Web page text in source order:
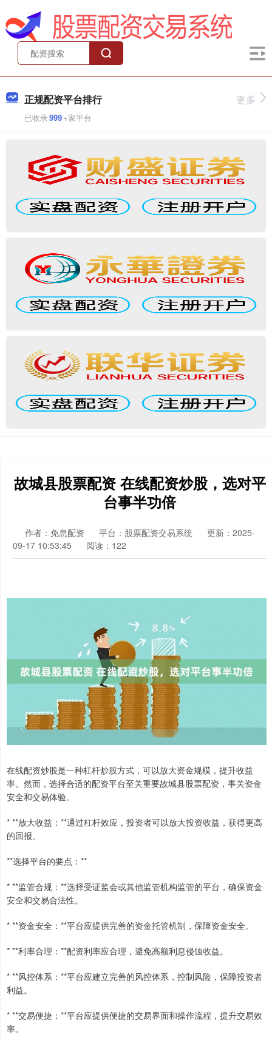
正规配资平台排行
已收录999+家平台
更多
故城县股票配资 在线配资炒股，选对平
台事半功倍
作者：免息配资 平台：股票配资交易系统
更新：2025-
09-17 10:53:45
阅读：122
在线配资炒股是一种杠杆炒股方式，可以放大资金规模，提升收益
率。然而，选择合适的配资平台至关重要故城县股票配资，事关资金
安全和交易体验。
* **放大收益：**通过杠杆效应，投资者可以放大投资收益，获得更高
的回报。
**选择平台的要点：**
* **监管合规：**选择受证监会或其他监管机构监管的平台，确保资金
安全和交易合法性。
* **资金安全：**平台应提供完善的资金托管机制，保障资金安全。
* **利率合理：**配资利率应合理，避免高额利息侵蚀收益。
* **风控体系：**平台应建立完善的风控体系，控制风险，保障投资者
利益。
* **交易便捷：**平台应提供便捷的交易界面和操作流程，提升交易效
率。